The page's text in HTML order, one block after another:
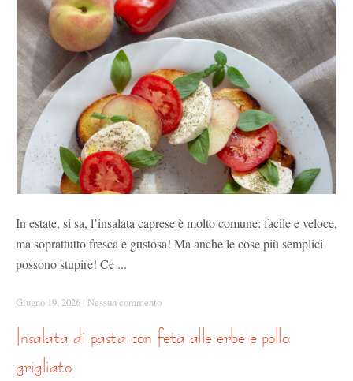
In estate, si sa, l’insalata caprese è molto comune: facile e veloce,
ma soprattutto fresca e gustosa! Ma anche le cose più semplici
possono stupire! Ce ...
Giugno 19, 2026 | Nessun commento
grigliato